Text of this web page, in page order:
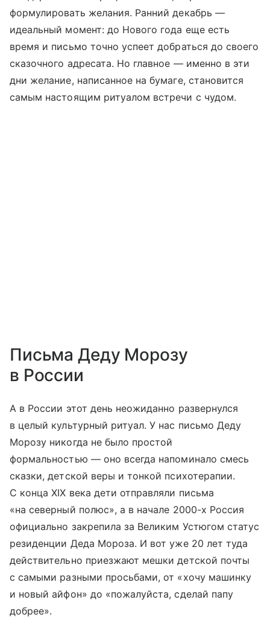
формулировать желания. Ранний декабрь —
идеальный момент: до Нового года еще есть
время и письмо точно успеет добраться до своего
сказочного адресата. Но главное — именно в эти
дни желание, написанное на бумаге, становится
самым настоящим ритуалом встречи с чудом.
Письма Деду Морозу
в России
А в России этот день неожиданно развернулся
в целый культурный ритуал. У нас письмо Деду
Морозу никогда не было простой
формальностью — оно всегда напоминало смесь
сказки, детской веры и тонкой психотерапии.
С конца XIX века дети отправляли письма
«на северный полюс», а в начале 2000-х Россия
официально закрепила за Великим Устюгом статус
резиденции Деда Мороза. И вот уже 20 лет туда
действительно приезжают мешки детской почты
с самыми разными просьбами, от «хочу машинку
и новый айфон» до «пожалуйста, сделай папу
добрее».